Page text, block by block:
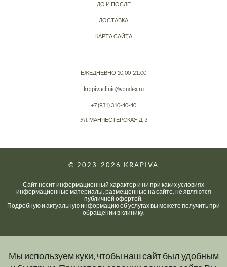
Мы используем куки, чтобы наш сайт был удобным
ДО И ПОСЛЕ
ДОСТАВКА
КАРТА САЙТА
ЕЖЕДНЕВНО 10:00-21:00
krapivaclinic@yandex.ru
+7 (931) 310-40-40
УЛ. МАНЧЕСТЕРСКАЯ Д. 3
© 2023-2026 KRAPIVA
Сайт носит информационный характер и ни при каких условиях
информационные материалы, размещенные на сайте, не являются
публичной офертой.
Подробную и актуальную информацию об услугах вы можете получить при
обращении в клинику.